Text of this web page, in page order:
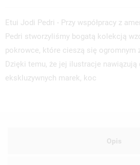
Etui Jodi Pedri - Przy współpracy z
Pedri stworzyliśmy bogatą kolekcją
pokrowce, które cieszą się ogromnym
Dzięki temu, że jej ilustracje
ekskluzywnych marek, koc
Opis